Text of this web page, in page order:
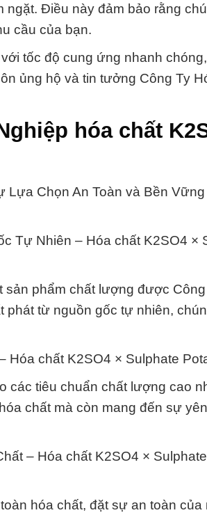
Điều này đảm bảo rằng
cầu của bạn.
tốc độ cung ứng nhanh
ủng hộ và tin tưởng Công Ty
hóa chất
Chọn An Toàn và Bền
Tự Nhiên – Hóa chất K2SO4 ×
sản phẩm chất lượng được
từ nguồn gốc tự nhiên,
chất K2SO4 × Sulphate
các tiêu chuẩn chất lượng cao
chất mà còn mang đến sự
– Hóa chất K2SO4 ×
hóa chất, đặt sự an toàn